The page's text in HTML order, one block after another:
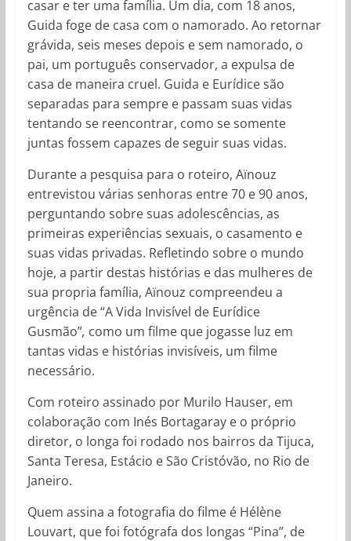
casar e ter uma família. Um dia, com 18 anos,
Guida foge de casa com o namorado. Ao retornar
grávida, seis meses depois e sem namorado, o
pai, um português conservador, a expulsa de
casa de maneira cruel. Guida e Eurídice são
separadas para sempre e passam suas vidas
tentando se reencontrar, como se somente
juntas fossem capazes de seguir suas vidas.
Durante a pesquisa para o roteiro, Aïnouz
entrevistou várias senhoras entre 70 e 90 anos,
perguntando sobre suas adolescências, as
primeiras experiências sexuais, o casamento e
suas vidas privadas. Refletindo sobre o mundo
hoje, a partir destas histórias e das mulheres de
sua propria família, Aïnouz compreendeu a
urgência de “A Vida Invisível de Eurídice
Gusmão”, como um filme que jogasse luz em
tantas vidas e histórias invisíveis, um filme
necessário.
Com roteiro assinado por Murilo Hauser, em
colaboração com Inés Bortagaray e o próprio
diretor, o longa foi rodado nos bairros da Tijuca,
Santa Teresa, Estácio e São Cristóvão, no Rio de
Janeiro.
Quem assina a fotografia do filme é Hélène
Louvart, que foi fotógrafa dos longas “Pina”, de